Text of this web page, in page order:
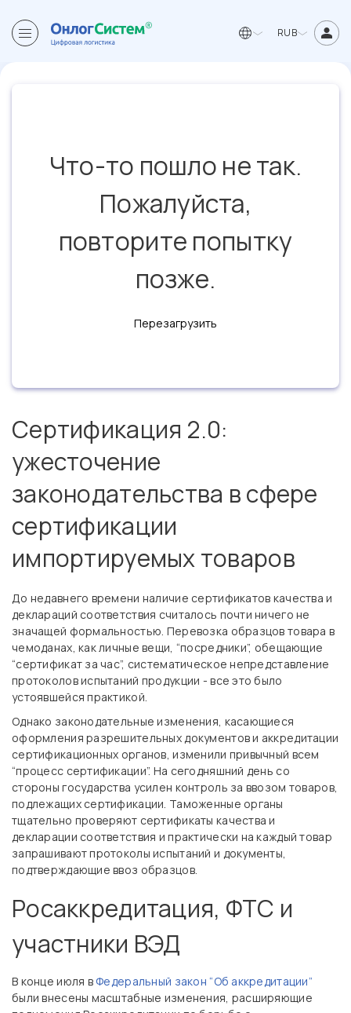
RUB
Что-то пошло не так.
Пожалуйста,
повторите попытку
позже.
Перезагрузить
Сертификация 2.0:
ужесточение
законодательства в сфере
сертификации
импортируемых товаров
До недавнего времени наличие сертификатов качества и
деклараций соответствия считалось почти ничего не
значащей формальностью. Перевозка образцов товара в
чемоданах, как личные вещи, “посредники”, обещающие
“сертификат за час”, систематическое непредставление
протоколов испытаний продукции - все это было
устоявшейся практикой.
Однако законодательные изменения, касающиеся
оформления разрешительных документов и аккредитации
сертификационных органов, изменили привычный всем
“процесс сертификации”. На сегодняшний день со
стороны государства усилен контроль за ввозом товаров,
подлежащих сертификации. Таможенные органы
тщательно проверяют сертификаты качества и
декларации соответствия и практически на каждый товар
запрашивают протоколы испытаний и документы,
подтверждающие ввоз образцов.
Росаккредитация, ФТС и
участники ВЭД
В конце июля вФедеральный закон “Об аккредитации”
были внесены масштабные изменения, расширяющие